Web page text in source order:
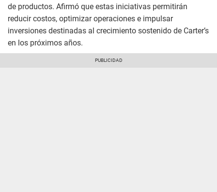
de productos. Afirmó que estas iniciativas permitirán
reducir costos, optimizar operaciones e impulsar
inversiones destinadas al crecimiento sostenido de Carter’s
en los próximos años.